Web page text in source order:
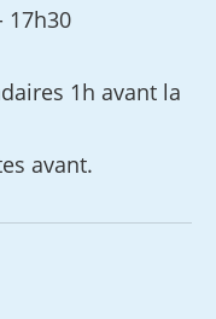
17h30
1h avant la
avant.